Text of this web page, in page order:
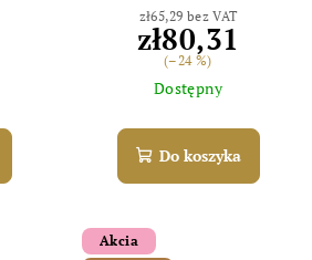
zł65,29 bez VAT
zł80,31
(–24 %)
Dostępny
Do koszyka
Akcia